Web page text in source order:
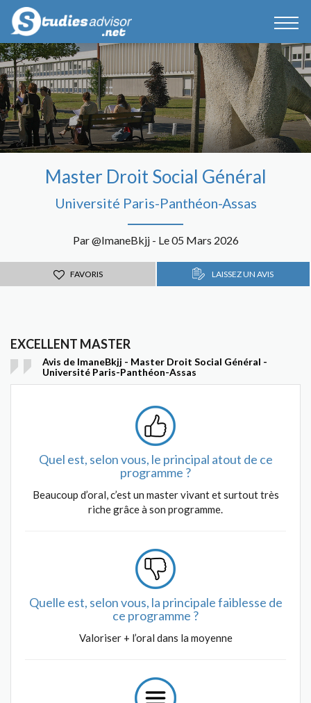
Master Droit Social Général
Université Paris-Panthéon-Assas
Par @ImaneBkjj - Le 05 Mars 2026
FAVORIS LAISSEZ UN AVIS
EXCELLENT MASTER
Avis de ImaneBkjj - Master Droit Social Général -
Université Paris-Panthéon-Assas
Quel est, selon vous, le principal atout de ce
programme ?
Beaucoup d’oral, c’est un master vivant et surtout très
riche grâce à son programme.
Quelle est, selon vous, la principale faiblesse de
ce programme ?
Valoriser + l’oral dans la moyenne